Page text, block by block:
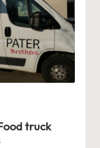
truck